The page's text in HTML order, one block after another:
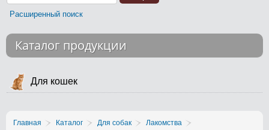
Контакты
Возврат
Расширенный поиск
Каталог продукции
Для кошек
Главная Каталог Для собак
Лакомства